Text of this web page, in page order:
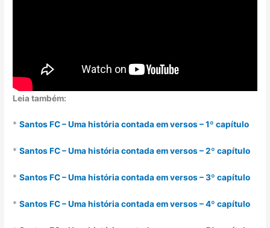
Leia também:
*Santos FC – Uma história contada em versos – 1º capítulo
*Santos FC – Uma história contada em versos – 2º capítulo
*Santos FC – Uma história contada em versos – 3º capítulo
*Santos FC – Uma história contada em versos – 4º capítulo